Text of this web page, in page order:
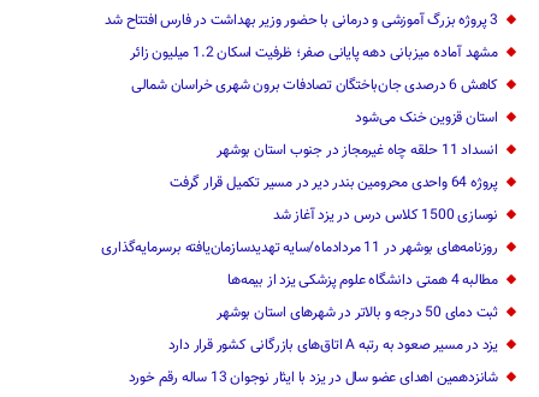
3 پروژه بزرگ آموزشی و درمانی با حضور وزیر بهداشت در فارس افتتاح شد
مشهد آماده میزبانی دهه پایانی صفر؛ ظرفیت اسکان 1.2 میلیون زائر
کاهش 6 درصدی جان‌باختگان تصادفات برون شهری خراسان شمالی
استان قزوین خنک‌ می‌شود
انسداد 11 حلقه چاه غیرمجاز در جنوب استان بوشهر
پروژه 64 واحدی محرومین بندر دیر در مسیر تکمیل قرار گرفت
نوسازی 1500 کلاس درس در یزد آغاز شد
روزنامه‌های بوشهر در 11 مردادماه/سایه تهدیدسازمان‌یافته برسرمایه‌گذاری
مطالبه 4 همتی دانشگاه علوم پزشکی یزد از بیمه‌ها
ثبت دمای 50 درجه و بالاتر در شهرهای استان بوشهر
یزد در مسیر صعود به رتبه A اتاق‌های بازرگانی کشور قرار دارد
شانزدهمین اهدای عضو سال در یزد با ایثار نوجوان 13 ساله رقم خورد